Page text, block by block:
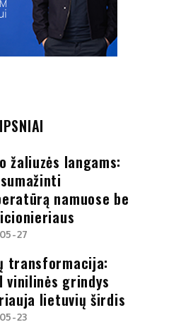
žaliuzės langams:
namuose be
27
transformacija:
vinilinės grindys
lietuvių širdis
23